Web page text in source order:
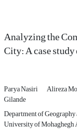
Analyzing the
City: A case
Parya Nasiri Alireza
Gilande
Department of
University of